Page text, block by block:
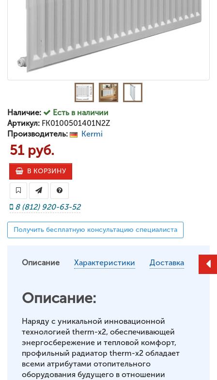
Наличие:
Есть в наличии
Артикул: FK0100501401N2Z
Производитель:
Kermi
51 руб.
В КОРЗИНУ
8 (812) 920-63-52
Получить бесплатную консультацию специалиста
Описание Характеристики Доставка
Описание:
Наряду с уникальной инновационной
технологией therm-x2, обеспечивающей
энергосбережение и тепловой комфорт,
профильный радиатор therm-x2 обладает
всеми атрибутами отопительного
оборудования будущего в отношении